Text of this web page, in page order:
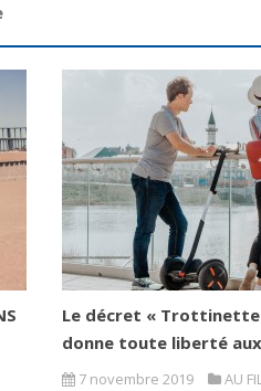
Le décret «
donne toute liberté
7 novembre 2019 AU